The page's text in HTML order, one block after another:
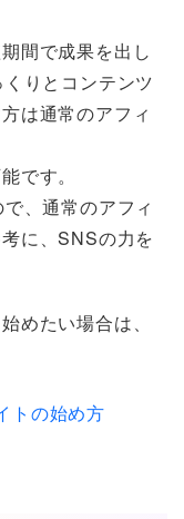
間で成果を出し
りとコンテンツ
は通常のアフィ
です。
、通常のアフィ
に、SNSの力を
めたい場合は、
トの始め方